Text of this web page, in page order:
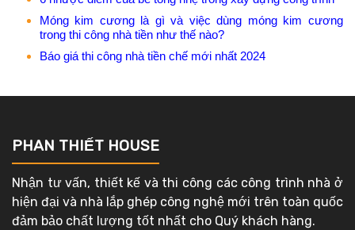
Móng kim cương là gì và việc dùng móng kim cương
trong thi công nhà tiền như thế nào?
Báo giá thi công nhà tiền chế mới nhất 2024
PHAN THIẾT HOUSE
Nhận tư vấn, thiết kế và thi công các công trình nhà ở
hiện đại và nhà lắp ghép công nghệ mới trên toàn quốc
đảm bảo chất lượng tốt nhất cho Quý khách hàng.